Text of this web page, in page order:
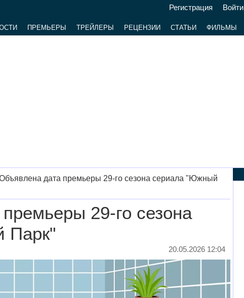
Регистрация Войти
ПРЕМЬЕРЫ ТРЕЙЛЕРЫ РЕЦЕНЗИИ СТАТЬИ ФИЛЬМЫ
дата премьеры 29-го сезона сериала "Южный
29-го сезона
Парк"
20.05.2026 12:04